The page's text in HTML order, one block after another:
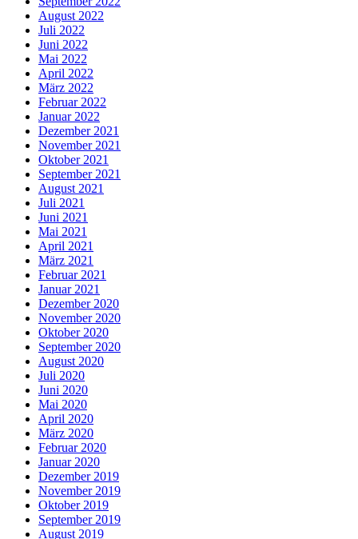
August 2022
Juli 2022
Juni 2022
Mai 2022
April 2022
März 2022
Februar 2022
Januar 2022
Dezember 2021
November 2021
Oktober 2021
September 2021
August 2021
Juli 2021
Juni 2021
Mai 2021
April 2021
März 2021
Februar 2021
Januar 2021
Dezember 2020
November 2020
Oktober 2020
September 2020
August 2020
Juli 2020
Juni 2020
Mai 2020
April 2020
März 2020
Februar 2020
Januar 2020
Dezember 2019
November 2019
Oktober 2019
September 2019
August 2019